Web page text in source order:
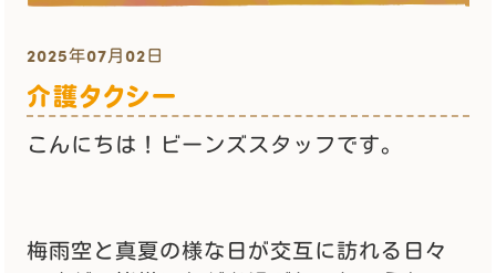
2025年07月02日
介護タクシー
こんにちは！ビーンズスタッフです。
梅雨空と真夏の様な日が交互に訪れる日々